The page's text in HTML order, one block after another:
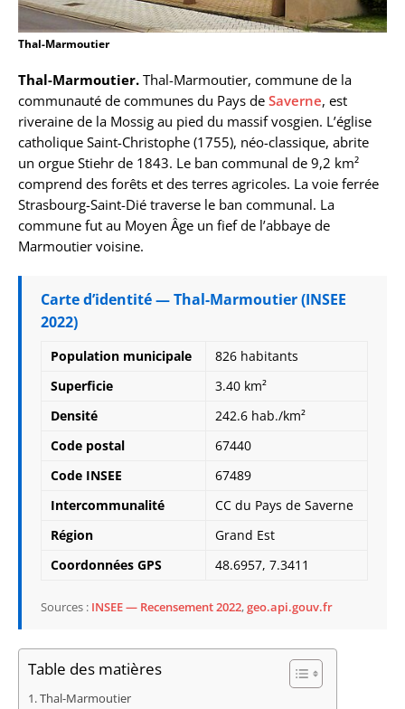
Thal-Marmoutier
Thal-Marmoutier. Thal-Marmoutier, commune de la
communauté de communes du Pays de Saverne, est
riveraine de la Mossig au pied du massif vosgien. L’église
catholique Saint-Christophe (1755), néo-classique, abrite
un orgue Stiehr de 1843. Le ban communal de 9,2 km²
comprend des forêts et des terres agricoles. La voie ferrée
Strasbourg-Saint-Dié traverse le ban communal. La
commune fut au Moyen Âge un fief de l’abbaye de
Marmoutier voisine.
Carte d’identité — Thal-Marmoutier (INSEE
2022)
Population municipale
826 habitants
Superficie
3.40 km²
Densité
242.6 hab./km²
Code postal
67440
Code INSEE
67489
Intercommunalité
CC du Pays de Saverne
Région
Grand Est
Coordonnées GPS
48.6957, 7.3411
Sources : INSEE — Recensement 2022,geo.api.gouv.fr
Table des matières
Thal-Marmoutier